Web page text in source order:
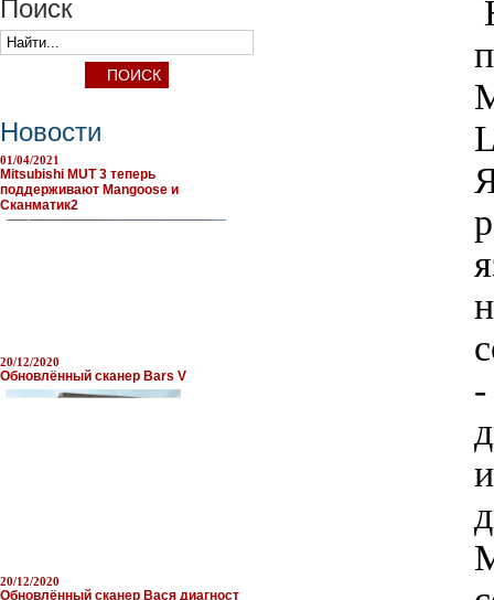
Поиск
Новости
01/04/2021
Mitsubishi MUT 3 теперь
поддерживают Mangoose и
Сканматик2
20/12/2020
Обновлённый сканер Bars V
20/12/2020
Обновлённый сканер Вася диагност